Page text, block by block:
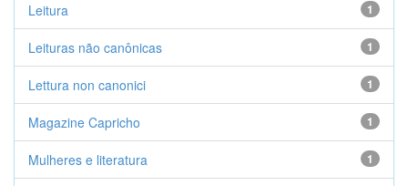
1
Leitura
1
Leituras não canônicas
1
Lettura non canonici
1
Magazine Capricho
1
Mulheres e literatura